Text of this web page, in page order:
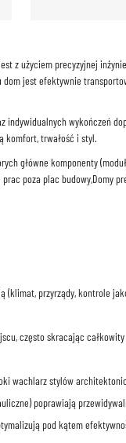
z użyciem precyzyjnej
jest efektywnie
indywidualnych wykończeń
komfort, trwałość i styl.
główne komponenty
poza plac budowy,Domy
(klimat, przyrządy, kontrole
często skracając
wachlarz stylów
poprawiają
pod kątem